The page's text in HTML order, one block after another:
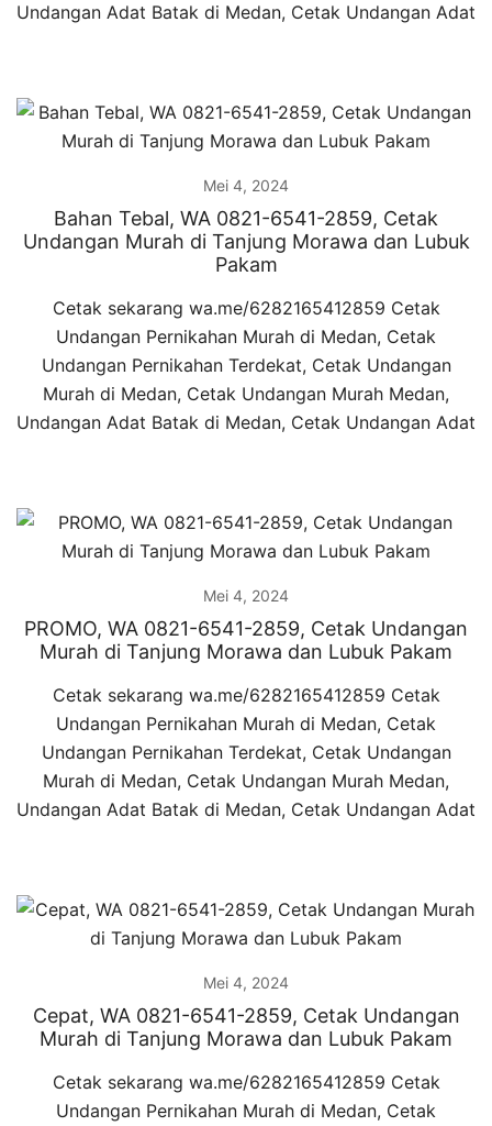
Undangan Adat Batak di Medan, Cetak Undangan Adat
Mei 4, 2024
Bahan Tebal, WA 0821-6541-2859, Cetak
Undangan Murah di Tanjung Morawa dan Lubuk
Pakam
Cetak sekarang wa.me/6282165412859 Cetak
Undangan Pernikahan Murah di Medan, Cetak
Undangan Pernikahan Terdekat, Cetak Undangan
Murah di Medan, Cetak Undangan Murah Medan,
Undangan Adat Batak di Medan, Cetak Undangan Adat
Mei 4, 2024
PROMO, WA 0821-6541-2859, Cetak Undangan
Murah di Tanjung Morawa dan Lubuk Pakam
Cetak sekarang wa.me/6282165412859 Cetak
Undangan Pernikahan Murah di Medan, Cetak
Undangan Pernikahan Terdekat, Cetak Undangan
Murah di Medan, Cetak Undangan Murah Medan,
Undangan Adat Batak di Medan, Cetak Undangan Adat
Mei 4, 2024
Cepat, WA 0821-6541-2859, Cetak Undangan
Murah di Tanjung Morawa dan Lubuk Pakam
Cetak sekarang wa.me/6282165412859 Cetak
Undangan Pernikahan Murah di Medan, Cetak